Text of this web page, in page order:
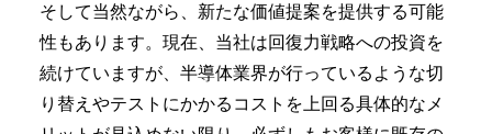
そして当然ながら、新たな価値提案を提供する可能
性もあります。現在、当社は回復力戦略への投資を
続けていますが、半導体業界が行っているような切
り替えやテストにかかるコストを上回る具体的なメ